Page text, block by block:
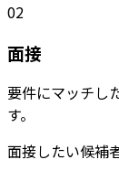
02
面接
要件にマッチし
す。
面接したい候補